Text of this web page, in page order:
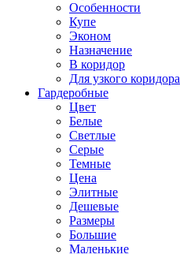
Особенности
Купе
Эконом
Назначение
В коридор
Для узкого коридора
Гардеробные
Цвет
Белые
Светлые
Серые
Темные
Цена
Элитные
Дешевые
Размеры
Большие
Маленькие